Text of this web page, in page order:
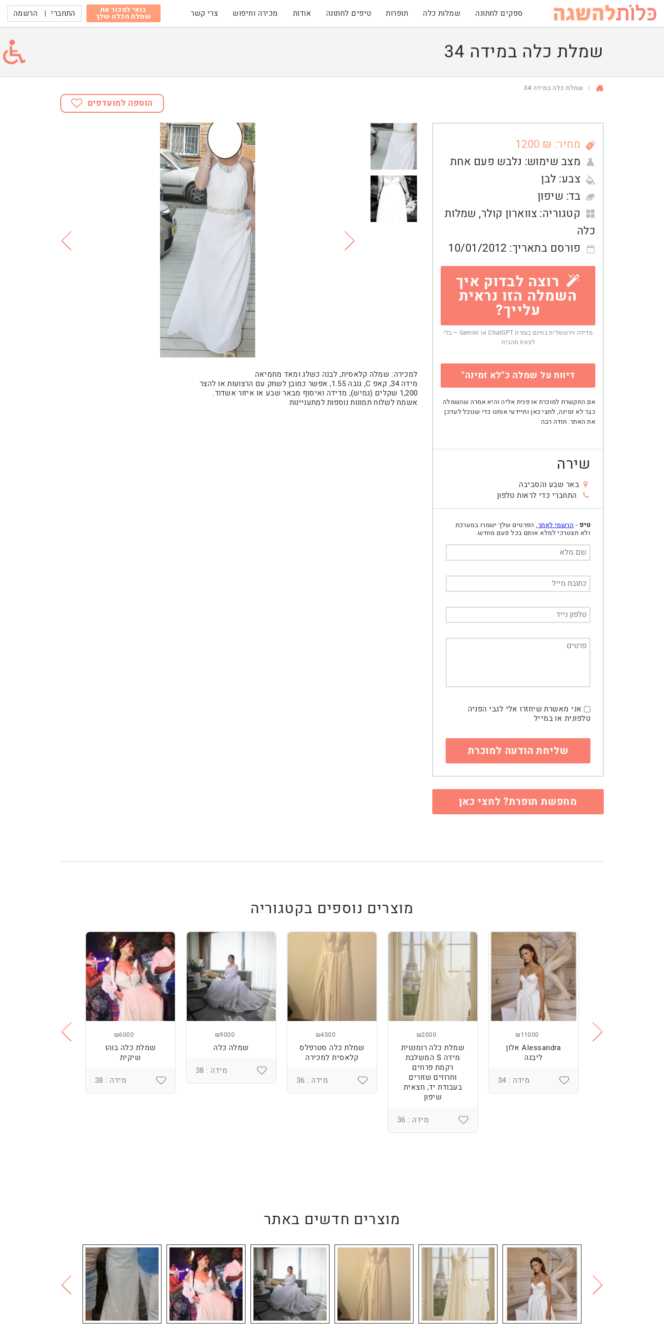
ספקים לחתונה שמלות כלה תופרות טיפים לחתונה אודות מכירה וחיפוש צרי קשר בואי למכור את
שמלת הכלה שלך התחברי | הרשמה
שמלת כלה במידה 34
שמלת כלה במידה 34
הוספה למועדפים
מחיר: ₪ 1200
מצב שימוש: נלבש פעם אחת
צבע: לבן
בד: שיפון
קטגוריה: צווארון קולר, שמלות
כלה
פורסם בתאריך: 10/01/2012
רוצה לבדוק איך
השמלה הזו נראית
עלייך?
מדידה וירטואלית בחינם בעזרת ChatGPT או Gemini — בלי
לצאת מהבית
דיווח על שמלה כ"לא זמינה"
אם התקשרת למוכרת או פנית אליה והיא אמרה שהשמלה
כבר לא זמינה, לחצי כאן ותיידעי אותנו כדי שנוכל לעדכן
את האתר. תודה רבה
שירה
באר שבע והסביבה
התחברי כדי לראות טלפון
טיפ - הרשמי לאתר, הפרטים שלך ישמרו במערכת
ולא תצטרכי למלא אותם בכל פעם מחדש.
אני מאשרת שיחזרו אלי לגבי הפניה
טלפונית או במייל
מחפשת תופרת? לחצי כאן
למכירה: שמלה קלאסית, לבנה כשלג ומאד מחמיאה
מידה 34, קאפ C, גובה 1.55, אפשר כמובן לשחק עם הרצועות או להצר
1,200 שקלים (גמיש), מדידה ואיסוף מבאר שבע או איזור אשדוד.
אשמח לשלוח תמונות נוספות למתעניינות
מוצרים נוספים בקטגוריה
₪11000
Alessandra אלון
ליבנה
מידה : 34
₪2000
שמלת כלה רומנטית
מידה S המשלבת
רקמת פרחים
וחרוזים שזורים
בעבודת יד, חצאית
שיפון
מידה : 36
₪4500
שמלת כלה סטרפלס
קלאסית למכירה
מידה : 36
₪9000
שמלה כלה
מידה : 38
₪6000
שמלת כלה בוהו
שיקית
מידה : 38
מוצרים חדשים באתר